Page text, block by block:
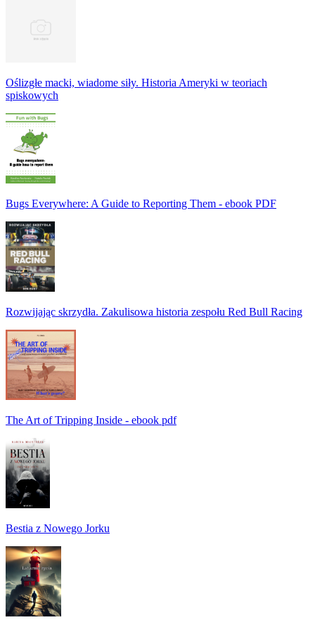
Oślizgłe macki, wiadome siły. Historia Ameryki w teoriach
spiskowych
Bugs Everywhere: A Guide to Reporting Them - ebook PDF
Rozwijając skrzydła. Zakulisowa historia zespołu Red Bull Racing
The Art of Tripping Inside - ebook pdf
Bestia z Nowego Jorku